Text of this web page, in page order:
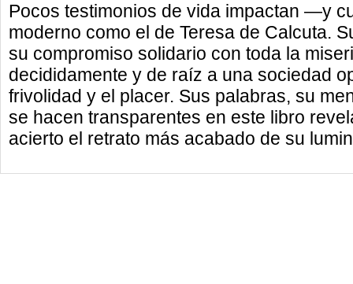
Pocos testimonios de vida impactan —y
moderno como el de Teresa de Calcuta.
su compromiso solidario con toda la
decididamente y de raíz a una sociedad
frivolidad y el placer. Sus palabras, su
se hacen transparentes en este libro
acierto el retrato más acabado de su